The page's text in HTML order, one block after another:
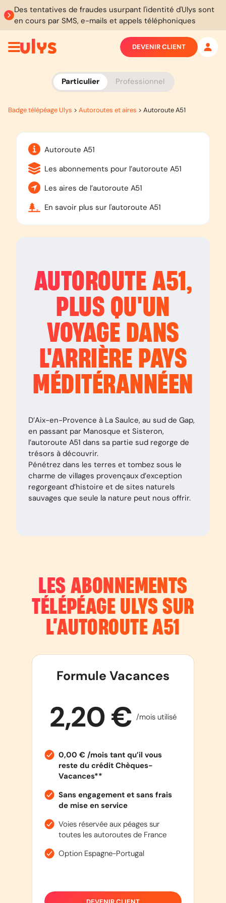
Des tentatives de fraudes usurpant l'identité d'Ulys sont
en cours par SMS, e-mails et appels téléphoniques
Particulier Professionnel
DEVENIR CLIENT
Badge télépéage Ulys > Autoroutes et aires > Autoroute A51
Autoroute A51
Les abonnements pour l’autoroute A51
Les aires de l’autoroute A51
En savoir plus sur l'autoroute A51
AUTOROUTEA51 ,
PLUS QU'UN
VOYAGE DANS
L'ARRIÈRE PAYS
MÉDITÉRANNÉEN
D’Aix-en-Provence à La Saulce, au sud de Gap,
en passant par Manosque et Sisteron,
l’autoroute A51 dans sa partie sud regorge de
trésors à découvrir.
Pénétrez dans les terres et tombez sous le
charme de villages provençaux d’exception
regorgeant d’histoire et de sites naturels
sauvages que seule la nature peut nous offrir.
LES ABONNEMENTS
TÉLÉPÉAGE ULYS SUR
L’AUTOROUTEA51
Formule Vacances
2,20 € /mois utilisé
0,00 € /mois tant qu’il vous
reste du crédit Chèques-
Vacances**
Sans engagement et sans frais
de mise en service
Voies réservée aux péages sur
toutes les autoroutes de France
Option Espagne-Portugal